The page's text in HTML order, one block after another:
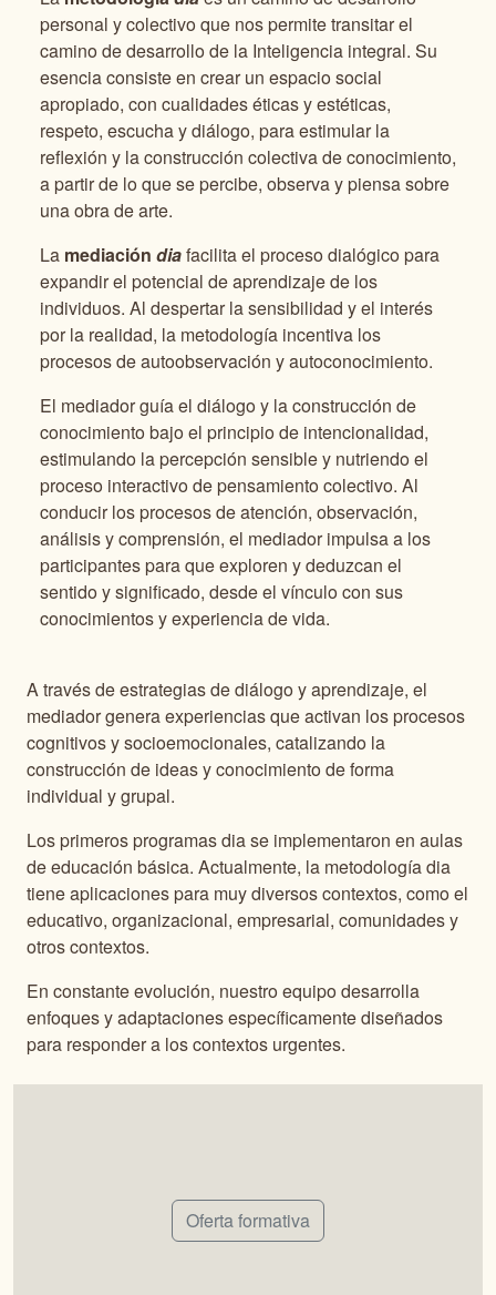
personal y colectivo que nos permite transitar el
camino de desarrollo de la Inteligencia integral. Su
esencia consiste en crear un espacio social
apropiado, con cualidades éticas y estéticas,
respeto, escucha y diálogo, para estimular la
reflexión y la construcción colectiva de conocimiento,
a partir de lo que se percibe, observa y piensa sobre
una obra de arte.
La mediación diafacilita el proceso dialógico para
expandir el potencial de aprendizaje de los
individuos. Al despertar la sensibilidad y el interés
por la realidad, la metodología incentiva los
procesos de autoobservación y autoconocimiento.
El mediador guía el diálogo y la construcción de
conocimiento bajo el principio de intencionalidad,
estimulando la percepción sensible y nutriendo el
proceso interactivo de pensamiento colectivo. Al
conducir los procesos de atención, observación,
análisis y comprensión, el mediador impulsa a los
participantes para que exploren y deduzcan el
sentido y significado, desde el vínculo con sus
conocimientos y experiencia de vida.
A través de estrategias de diálogo y aprendizaje, el
mediador genera experiencias que activan los procesos
cognitivos y socioemocionales, catalizando la
construcción de ideas y conocimiento de forma
individual y grupal.
Los primeros programas dia se implementaron en aulas
de educación básica. Actualmente, la metodología dia
tiene aplicaciones para muy diversos contextos, como el
educativo, organizacional, empresarial, comunidades y
otros contextos.
En constante evolución, nuestro equipo desarrolla
enfoques y adaptaciones específicamente diseñados
para responder a los contextos urgentes.
Oferta formativa